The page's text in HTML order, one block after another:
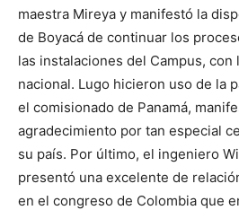
maestra Mireya y manifestó la
de Boyacá de continuar los
las instalaciones del Campus, con
nacional. Lugo hicieron uso de la
el comisionado de Panamá,
agradecimiento por tan especial
su país. Por último, el ingeniero
presentó una excelente de
en el congreso de Colombia que